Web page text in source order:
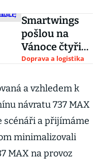
Smartwings
pošlou na
Vánoce čtyři
letadla na
pronajmou si
je aerolinky
Doprava a logistika
a vzhledem k
návratu 737 MAX
scénáři a přijímáme
minimalizovali
MAX na provoz